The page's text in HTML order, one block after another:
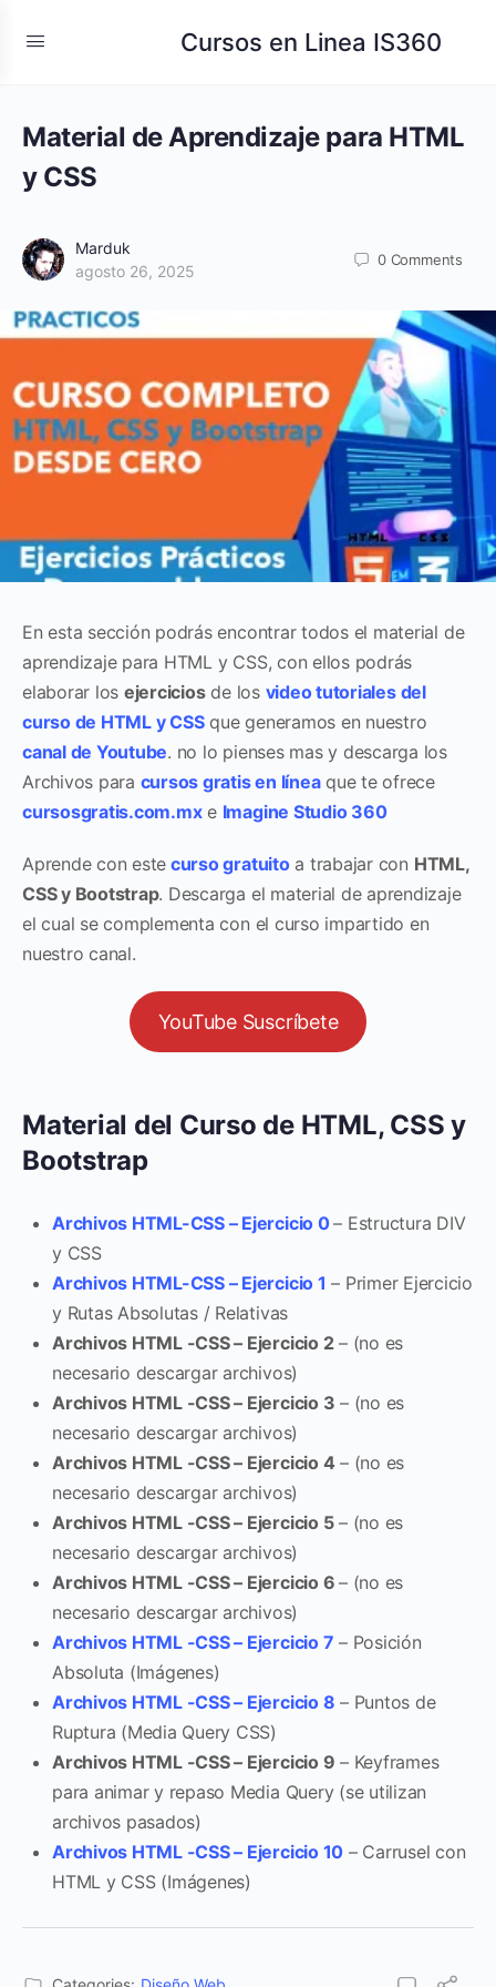
Cursos en Linea IS360
Material de Aprendizaje para HTML
y CSS
Marduk
agosto 26, 2025
0 Comments
En esta sección podrás encontrar todos el material de
aprendizaje para HTML y CSS, con ellos podrás
elaborar los ejerciciosde los video tutoriales del
curso de HTML y CSSque generamos en nuestro
canal de Youtube. no lo pienses mas y descarga los
Archivos para cursos gratis en líneaque te ofrece
cursosgratis.com.mxe Imagine Studio 360
Aprende con este curso gratuitoa trabajar con HTML,
CSS y Bootstrap. Descarga el material de aprendizaje
el cual se complementa con el curso impartido en
nuestro canal.
YouTube Suscríbete
Material del Curso de HTML, CSS y
Bootstrap
Archivos HTML-CSS – Ejercicio 0– Estructura DIV
y CSS
Archivos HTML-CSS – Ejercicio 1 – Primer Ejercicio
y Rutas Absolutas / Relativas
Archivos HTML -CSS – Ejercicio 2– (no es
necesario descargar archivos)
Archivos HTML -CSS – Ejercicio 3 – (no es
necesario descargar archivos)
Archivos HTML -CSS – Ejercicio 4 – (no es
necesario descargar archivos)
Archivos HTML -CSS – Ejercicio 5– (no es
necesario descargar archivos)
Archivos HTML -CSS – Ejercicio 6– (no es
necesario descargar archivos)
Archivos HTML -CSS – Ejercicio 7 – Posición
Absoluta (Imágenes)
Archivos HTML -CSS – Ejercicio 8 – Puntos de
Ruptura (Media Query CSS)
Archivos HTML -CSS – Ejercicio 9 – Keyframes
para animar y repaso Media Query (se utilizan
archivos pasados)
Archivos HTML -CSS – Ejercicio 10 – Carrusel con
HTML y CSS (Imágenes)